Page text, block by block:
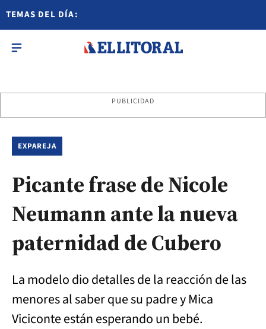
TEMAS DEL DÍA:
PUBLICIDAD
EXPAREJA
Picante frase de Nicole
Neumann ante la nueva
paternidad de Cubero
La modelo dio detalles de la reacción de las
menores al saber que su padre y Mica
Viciconte están esperando un bebé.